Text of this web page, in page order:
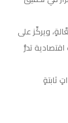
ويركِّز على
تدرُّ
ثابتةٍ